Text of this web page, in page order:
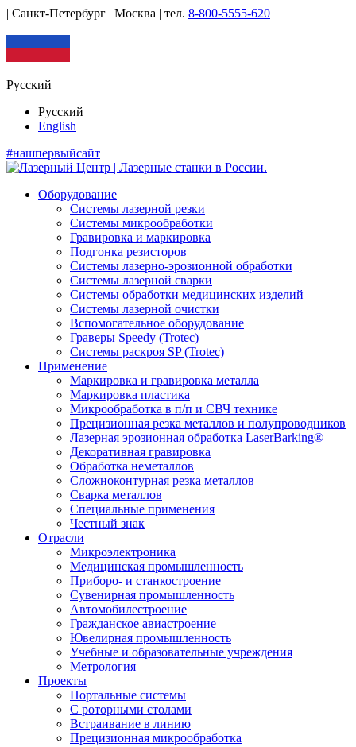
| Санкт-Петербург | Москва | тел. 8-800-5555-620
Русский
Русский
English
#нашпервыйсайт
Оборудование
Системы лазерной резки
Системы микрообработки
Гравировка и маркировка
Подгонка резисторов
Системы лазерно-эрозионной обработки
Системы лазерной сварки
Системы обработки медицинских изделий
Системы лазерной очистки
Вспомогательное оборудование
Граверы Speedy (Trotec)
Системы раскроя SP (Trotec)
Применение
Маркировка и гравировка металла
Маркировка пластика
Микрообработка в п/п и СВЧ технике
Прецизионная резка металлов и полупроводников
Лазерная эрозионная обработка LaserBarking®
Декоративная гравировка
Обработка неметаллов
Сложноконтурная резка металлов
Сварка металлов
Специальные применения
Честный знак
Отрасли
Микроэлектроника
Медицинская промышленность
Приборо- и станкостроение
Сувенирная промышленность
Автомобилестроение
Гражданское авиастроение
Ювелирная промышленность
Учебные и образовательные учреждения
Метрология
Проекты
Портальные системы
С роторными столами
Встраивание в линию
Прецизионная микрообработка